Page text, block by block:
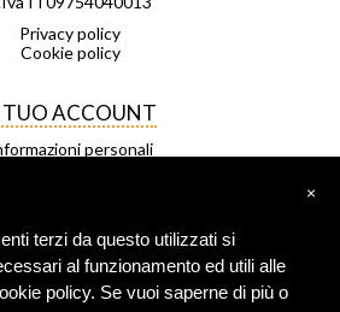
Privacy policy
Cookie policy
TUO ACCOUNT
personali
mie liste di desideri
I miei avvisi
×
terzi da questo utilizzati si
al funzionamento ed utili alle
policy. Se vuoi saperne di più o